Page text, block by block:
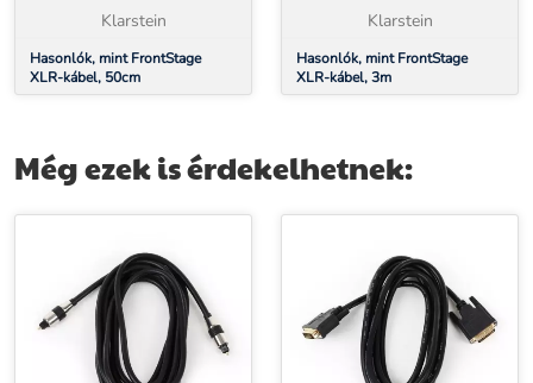
Klarstein
Hasonlók, mint FrontStage
XLR-kábel, 50cm
Klarstein
Hasonlók, mint FrontStage
XLR-kábel, 3m
Még ezek is érdekelhetnek: